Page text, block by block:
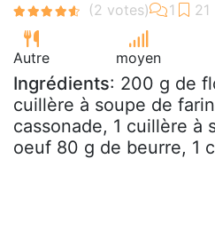
Autre moyen
Ingrédients: 200 g de
cuillère à soupe de
cassonade, 1 cuillère à
oeuf 80 g de beurre, 1